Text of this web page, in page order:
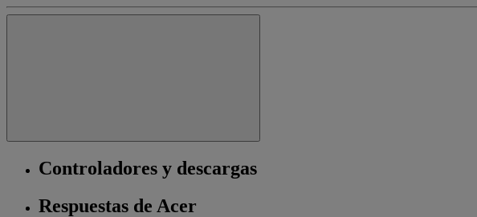
Controladores y descargas
Respuestas de Acer